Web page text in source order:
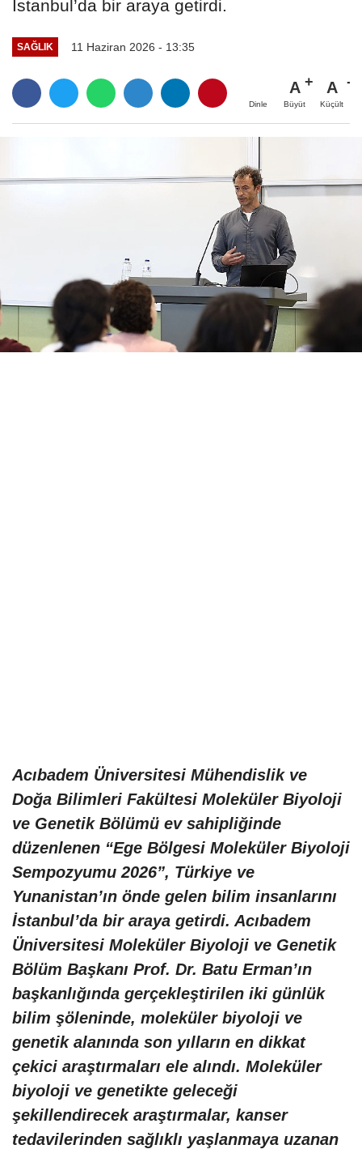
İstanbul’da bir araya getirdi.
SAĞLIK 11 Haziran 2026 - 13:35
Dinle
A
Büyüt
A
Küçült
Acıbadem Üniversitesi Mühendislik ve
Doğa Bilimleri Fakültesi Moleküler Biyoloji
ve Genetik Bölümü ev sahipliğinde
düzenlenen “Ege Bölgesi Moleküler Biyoloji
Sempozyumu 2026”, Türkiye ve
Yunanistan’ın önde gelen bilim insanlarını
İstanbul’da bir araya getirdi. Acıbadem
Üniversitesi Moleküler Biyoloji ve Genetik
Bölüm Başkanı Prof. Dr. Batu Erman’ın
başkanlığında gerçekleştirilen iki günlük
bilim şöleninde, moleküler biyoloji ve
genetik alanında son yılların en dikkat
çekici araştırmaları ele alındı. Moleküler
biyoloji ve genetikte geleceği
şekillendirecek araştırmalar, kanser
tedavilerinden sağlıklı yaşlanmaya uzanan